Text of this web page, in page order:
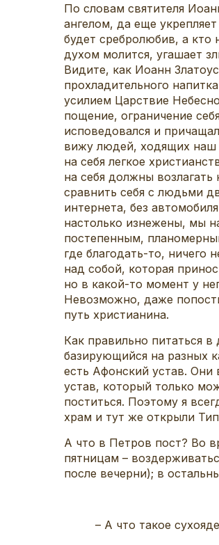
По словам святителя
ангелом, да еще
будет сребролюбив, а кто
духом молится, угашает
Видите, как Иоанн
прохладительного
усилием Царствие
пощение, ограничение
исповедовался и
вижу людей, ходящих наш
на себя легкое
на себя должны
сравнить себя с людьми
интернета, без
настолько изнежены, мы
постепенным,
где благодать-то, ничего
над собой, которая
но в какой-то момент у
Невозможно, даже
путь христианина.
Как правильно питаться
базирующийся на разных
есть Афонский устав. Они
устав, который только
поститься. Поэтому я
храм и тут же открыли
А что в Петров пост? Во
пятницам –
после вечерни); в
– А что такое